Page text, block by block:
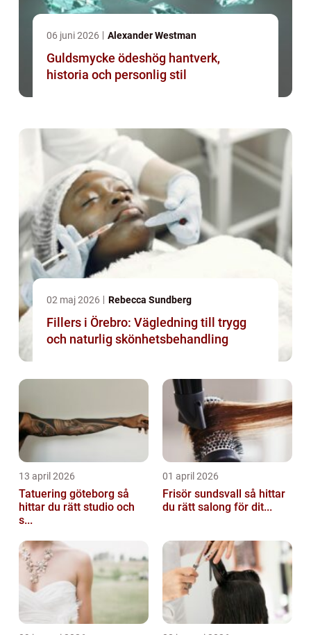
06 juni 2026 Alexander Westman
Guldsmycke ödeshög hantverk,
historia och personlig stil
02 maj 2026 Rebecca Sundberg
Fillers i Örebro: Vägledning till trygg
och naturlig skönhetsbehandling
13 april 2026
Tatuering göteborg så
hittar du rätt studio och
s...
01 april 2026
Frisör sundsvall så hittar
du rätt salong för dit...